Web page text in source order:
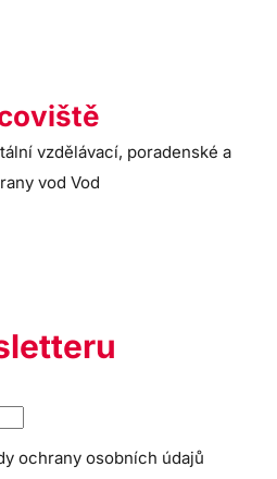
vzdělávací, poradenské a
vod Vod
ochrany osobních údajů